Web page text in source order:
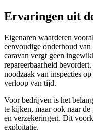
Ervaringen uit
Eigenaren waarderen
eenvoudige onderhoud
caravan vergt geen
repareerbaarheid
noodzaak van inspecties
verloop van tijd.
Voor bedrijven is het
te kijken, maar ook naar de
en verzekeringen. Dit
exploitatie.